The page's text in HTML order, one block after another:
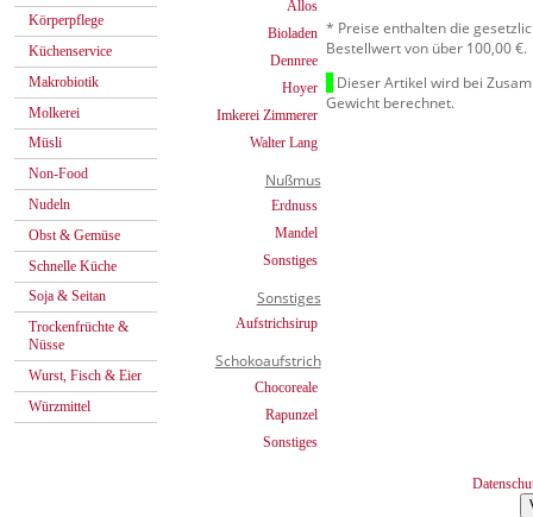
Körperpflege
Küchenservice
Makrobiotik
Molkerei
Müsli
Non-Food
Nudeln
Obst & Gemüse
Schnelle Küche
Soja & Seitan
Trockenfrüchte &
Nüsse
Wurst, Fisch & Eier
Würzmittel
Allos
Bioladen
Dennree
Hoyer
Imkerei Zimmerer
Walter Lang
Nußmus
Erdnuss
Mandel
Sonstiges
Sonstiges
Aufstrichsirup
Schokoaufstrich
Chocoreale
Rapunzel
Sonstiges
* Preise enthalten die
Bestellwert von über 100,00 €.
Dieser Artikel wird bei
Gewicht berechnet.